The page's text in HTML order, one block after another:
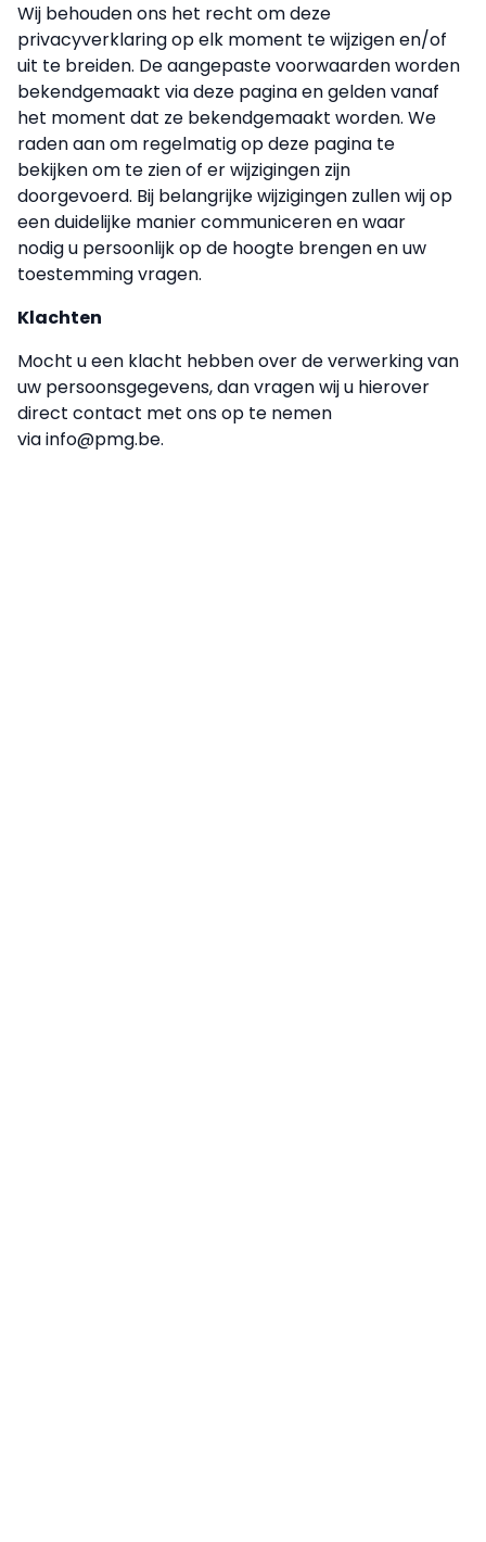
Wij behouden ons het recht om deze
privacyverklaring op elk moment te wijzigen en/of
uit te breiden. De aangepaste voorwaarden worden
bekendgemaakt via deze pagina en gelden vanaf
het moment dat ze bekendgemaakt worden. We
raden aan om regelmatig op deze pagina te
bekijken om te zien of er wijzigingen zijn
doorgevoerd. Bij belangrijke wijzigingen zullen wij op
een duidelijke manier communiceren en waar
nodig u persoonlijk op de hoogte brengen en uw
toestemming vragen.
Klachten
Mocht u een klacht hebben over de verwerking van
uw persoonsgegevens, dan vragen wij u hierover
direct contact met ons op te nemen
via info@pmg.be.